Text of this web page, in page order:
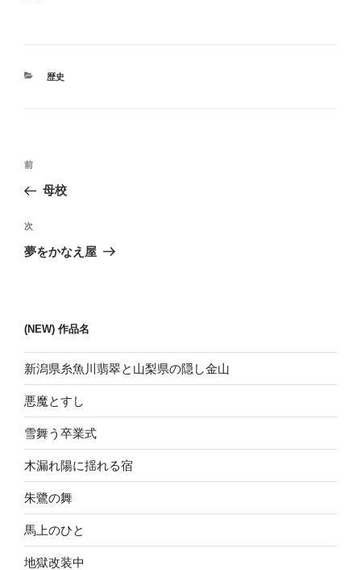
カ
歴史
投
ナ
ビ
ゲ
ン
前
の
稿
前
母校
次
の
次
夢をかなえ屋
(NEW) 作品名
新潟県糸魚川翡翠と山梨県の隠し金山
悪魔とすし
雪舞う卒業式
木漏れ陽に揺れる宿
朱鷺の舞
馬上のひと
地獄改装中